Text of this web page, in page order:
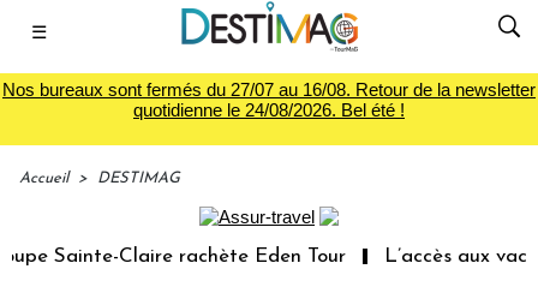
☰
Nos bureaux sont fermés du 27/07 au 16/08. Retour de la newsletter
quotidienne le 24/08/2026. Bel été !
Accueil > DESTIMAG
Sainte-Claire rachète Eden Tour L’accès aux